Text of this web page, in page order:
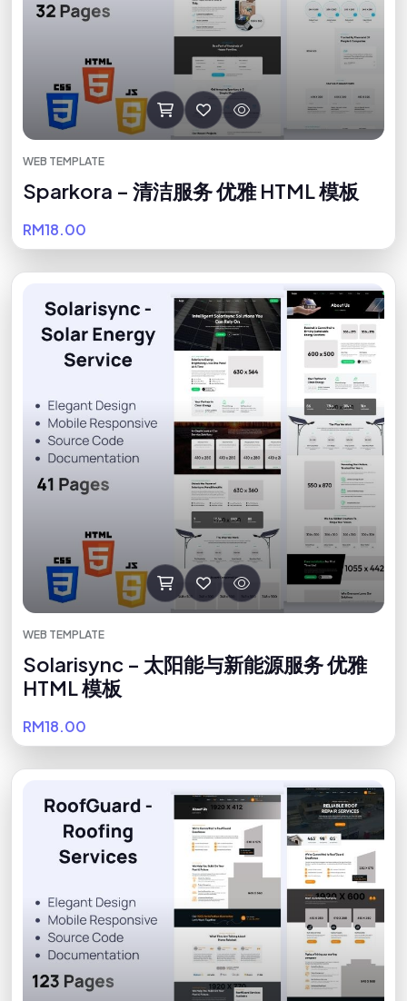
WEB TEMPLATE
Sparkora – 清洁服务 优雅 HTML 模板
RM18.00
WEB TEMPLATE
Solarisync – 太阳能与新能源服务 优雅
HTML 模板
RM18.00